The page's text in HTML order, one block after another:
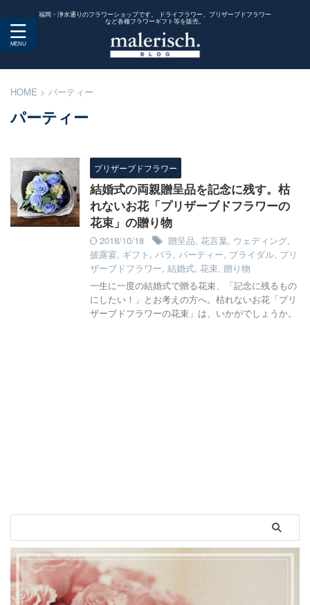
福岡・浄水通りのフラワーショップです。 ドライフラワー、プリザーブドフラワー
など各種フラワーギフト等を販売。
HOME > パーティー
パーティー
プリザーブドフラワー
結婚式の両親贈呈品を記念に残す。枯
れないお花「プリザーブドフラワーの
花束」の贈り物
2018/10/18
贈呈品, 花言葉, ウェディング,
披露宴, ギフト , バラ, パーティー, ブライダル, プリ
ザーブドフラワー, 結婚式, 花束, 贈り物
一生に一度の結婚式で贈る花束、「記念に残るもの
にしたい！」とお考えの方へ。枯れないお花「プリ
ザーブドフラワーの花束」は、いかがでしょうか。